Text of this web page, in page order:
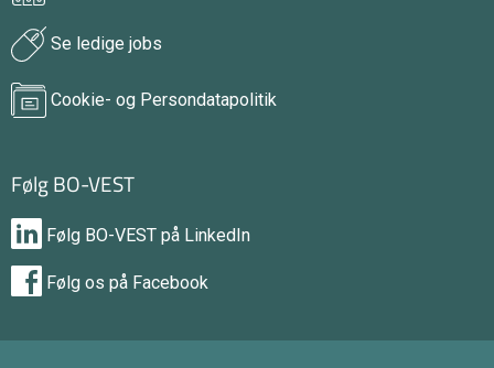
Se ledige jobs
Cookie- og Persondatapolitik
Følg BO-VEST
Følg BO-VEST på LinkedIn
Følg os på Facebook